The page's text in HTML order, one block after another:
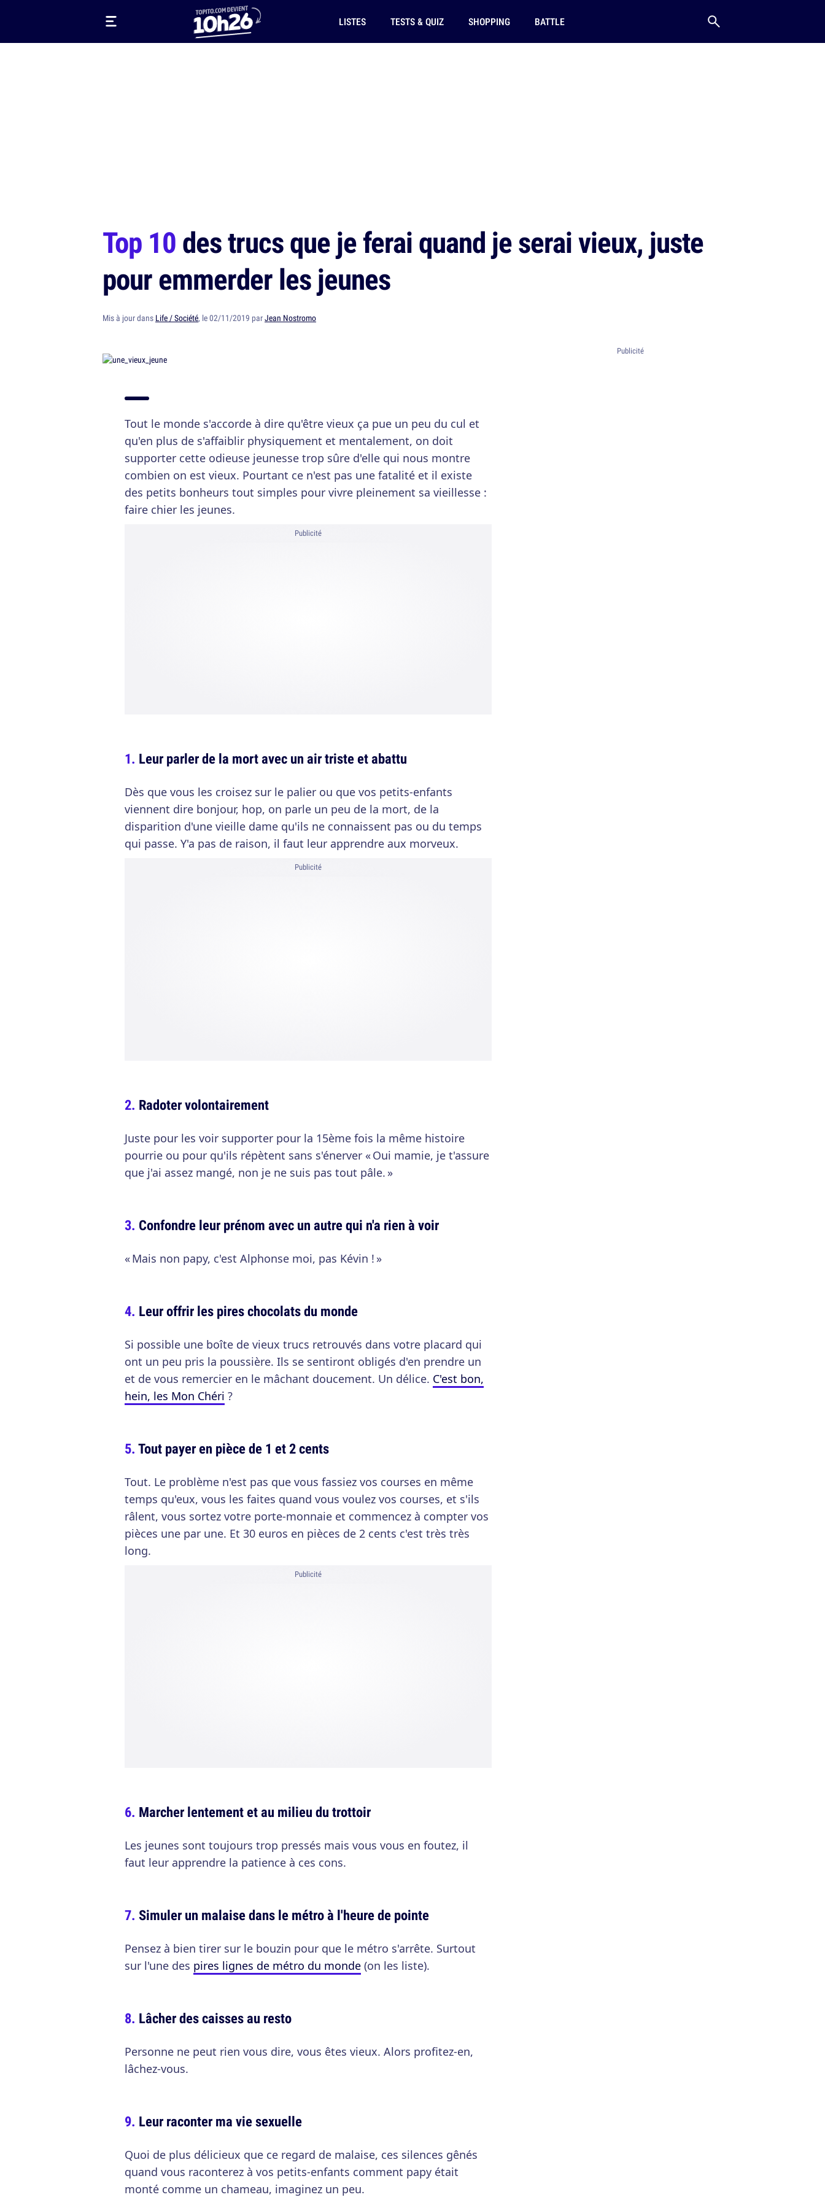
LISTES TESTS & QUIZ SHOPPING BATTLE
Top 10des trucs que je ferai quand je serai vieux, juste
pour emmerder les jeunes
Mis à jour dans Life / Société, le 02/11/2019 parJean Nostromo
Tout le monde s'accorde à dire qu'être vieux ça pue un peu du cul et
qu'en plus de s'affaiblir physiquement et mentalement, on doit
supporter cette odieuse jeunesse trop sûre d'elle qui nous montre
combien on est vieux. Pourtant ce n'est pas une fatalité et il existe
des petits bonheurs tout simples pour vivre pleinement sa vieillesse :
faire chier les jeunes.
Publicité
Leur parler de la mort avec un air triste et abattu
Dès que vous les croisez sur le palier ou que vos petits-enfants
viennent dire bonjour, hop, on parle un peu de la mort, de la
disparition d'une vieille dame qu'ils ne connaissent pas ou du temps
qui passe. Y'a pas de raison, il faut leur apprendre aux morveux.
Publicité
Radoter volontairement
Juste pour les voir supporter pour la 15ème fois la même histoire
pourrie ou pour qu'ils répètent sans s'énerver « Oui mamie, je t'assure
que j'ai assez mangé, non je ne suis pas tout pâle. »
Confondre leur prénom avec un autre qui n'a rien à voir
« Mais non papy, c'est Alphonse moi, pas Kévin ! »
Leur offrir les pires chocolats du monde
Si possible une boîte de vieux trucs retrouvés dans votre placard qui
ont un peu pris la poussière. Ils se sentiront obligés d'en prendre un
et de vous remercier en le mâchant doucement. Un délice. C'est bon,
hein, les Mon Chéri ?
Tout payer en pièce de 1 et 2 cents
Tout. Le problème n'est pas que vous fassiez vos courses en même
temps qu'eux, vous les faites quand vous voulez vos courses, et s'ils
râlent, vous sortez votre porte-monnaie et commencez à compter vos
pièces une par une. Et 30 euros en pièces de 2 cents c'est très très
long.
Publicité
Marcher lentement et au milieu du trottoir
Les jeunes sont toujours trop pressés mais vous vous en foutez, il
faut leur apprendre la patience à ces cons.
Simuler un malaise dans le métro à l'heure de pointe
Pensez à bien tirer sur le bouzin pour que le métro s'arrête. Surtout
sur l'une des pires lignes de métro du monde (on les liste).
Lâcher des caisses au resto
Personne ne peut rien vous dire, vous êtes vieux. Alors profitez-en,
lâchez-vous.
Leur raconter ma vie sexuelle
Quoi de plus délicieux que ce regard de malaise, ces silences gênés
quand vous raconterez à vos petits-enfants comment papy était
monté comme un chameau, imaginez un peu.